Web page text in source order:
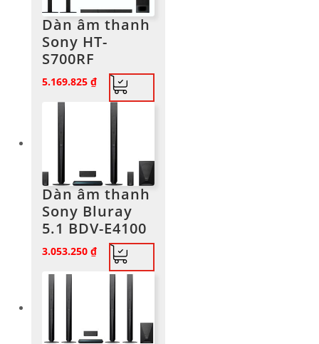
Dàn âm thanh
Sony HT-
S700RF
5.169.825 ₫
Dàn âm thanh
Sony Bluray
5.1 BDV-E4100
3.053.250 ₫